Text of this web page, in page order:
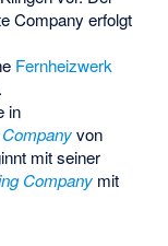
Company erfolgt
Fernheizwerk
in
von
mit seiner
Companymit